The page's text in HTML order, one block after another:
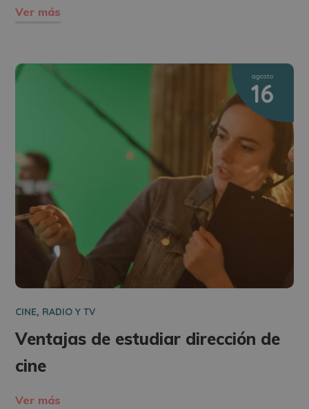
Ver más
agosto
16
CINE, RADIO Y TV
Ventajas de estudiar dirección de
cine
Ver más